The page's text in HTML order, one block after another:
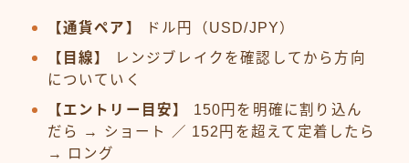
【通貨ペア】
ドル円（USD/JPY）
【目線】
レンジブレイクを確認してから方向
についていく
【エントリー目安】
150円を明確に割り込ん
だら → ショート ／ 152円を超えて定着したら
→ ロング